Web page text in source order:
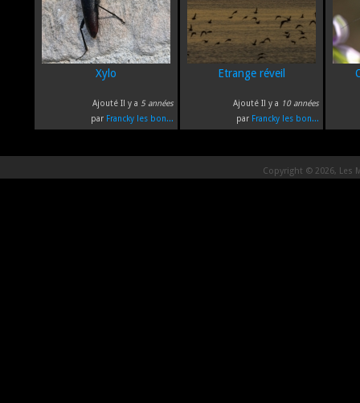
Xylo
Ajouté Il y a 5 années
par Francky les bon...
Etrange réveil
Ajouté Il y a 10 années
par Francky les bon...
Copyright © 2026, Les